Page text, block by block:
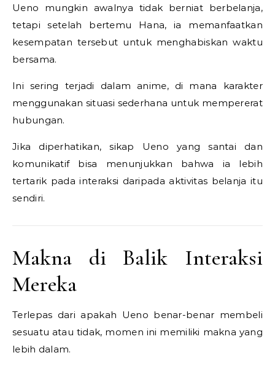
Ueno mungkin awalnya tidak berniat berbelanja,
tetapi setelah bertemu Hana, ia memanfaatkan
kesempatan tersebut untuk menghabiskan waktu
bersama.
Ini sering terjadi dalam anime, di mana karakter
menggunakan situasi sederhana untuk mempererat
hubungan.
Jika diperhatikan, sikap Ueno yang santai dan
komunikatif bisa menunjukkan bahwa ia lebih
tertarik pada interaksi daripada aktivitas belanja itu
sendiri.
Makna di Balik Interaksi
Mereka
Terlepas dari apakah Ueno benar-benar membeli
sesuatu atau tidak, momen ini memiliki makna yang
lebih dalam.